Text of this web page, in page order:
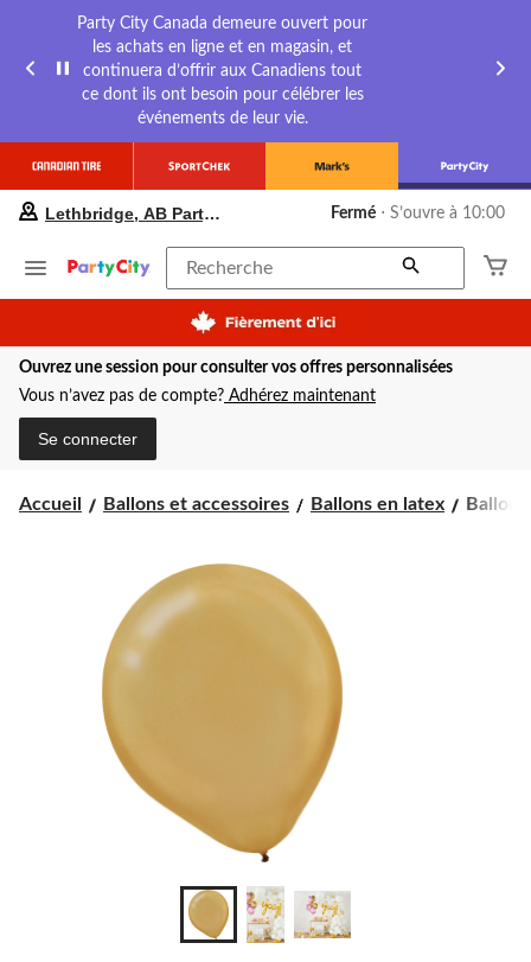
Party City Canada demeure ouvert pour
les achats en ligne et en magasin, et
continuera d’offrir aux Canadiens tout
ce dont ils ont besoin pour célébrer les
événements de leur vie.
préféré
Lethbridge,
Party
City,
courament
Fermé,
pour
Lethbridge, AB Party City Fermé ⋅ S’ouvre à 10:00
Recherche
Ouvrez une session pour consulter vos offres personnalisées
Vous n’avez pas de compte? Adhérez maintenant
Se connecter
Accueil Ballons et accessoires Ballons en latex
Ballons